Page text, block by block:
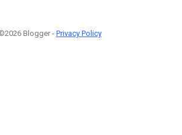
Blogger - Privacy Policy